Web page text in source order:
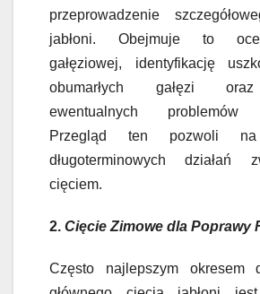
przeprowadzenie
jabłoni. Obejmuje to
gałęziowej, identyfikację
obumarłych gałęzi
ewentualnych problemów
Przegląd ten pozwoli na
długoterminowych działań
cięciem.
2. Cięcie Zimowe dla Poprawy
Często najlepszym okresem